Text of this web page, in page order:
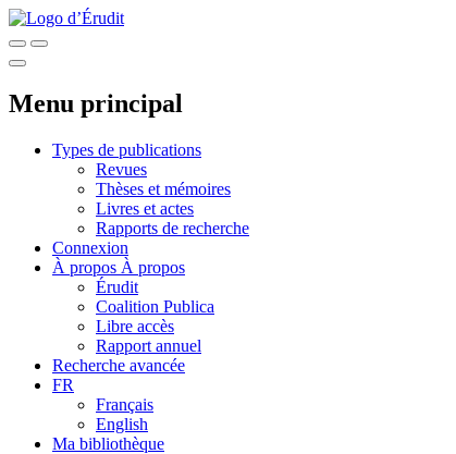
Menu principal
Types de publications
Revues
Thèses et mémoires
Livres et actes
Rapports de recherche
Connexion
À propos À propos
Érudit
Coalition Publica
Libre accès
Rapport annuel
Recherche avancée
FR
Français
English
Ma bibliothèque